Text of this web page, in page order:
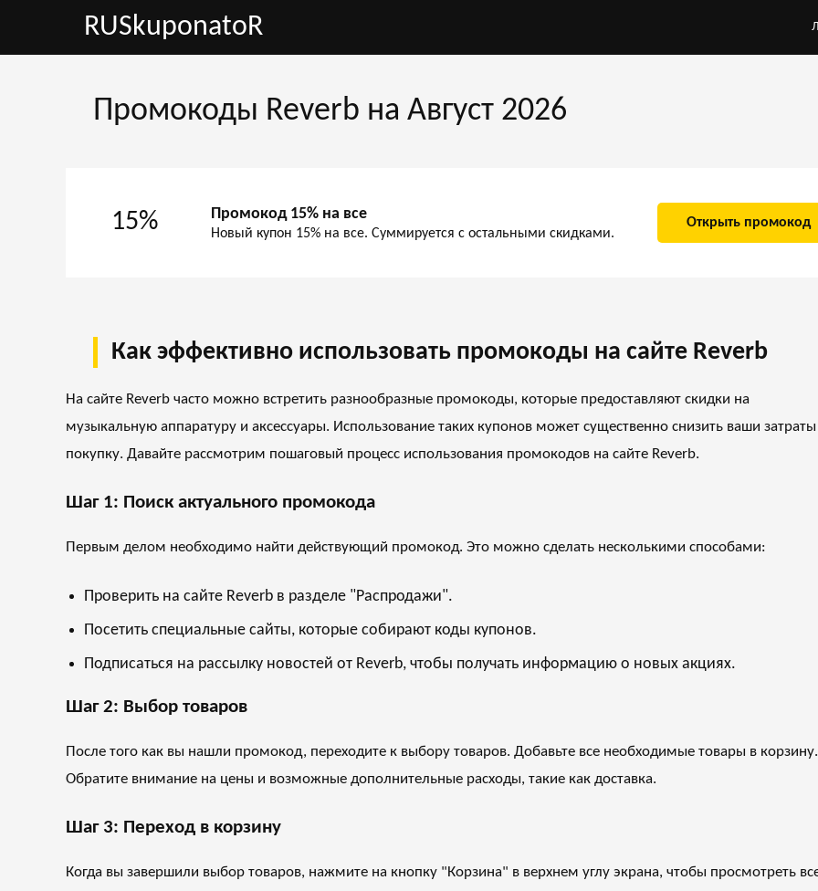
RUSkuponatoR
Промокоды Reverb на Август 2026
15% Промокод 15% на все
Новый купон 15% на все. Суммируется с остальными скидками.
Открыть промокод
Как эффективно использовать промокоды на сайте Reverb
На сайте Reverb часто можно встретить разнообразные промокоды, которые предоставляют скидки на
музыкальную аппаратуру и аксессуары. Использование таких купонов может существенно снизить ваши
покупку. Давайте рассмотрим пошаговый процесс использования промокодов на сайте Reverb.
Шаг 1: Поиск актуального промокода
Первым делом необходимо найти действующий промокод. Это можно сделать несколькими способами:
Проверить на сайте Reverb в разделе "Распродажи".
Посетить специальные сайты, которые собирают коды купонов.
Подписаться на рассылку новостей от Reverb, чтобы получать информацию о новых акциях.
Шаг 2: Выбор товаров
После того как вы нашли промокод, переходите к выбору товаров. Добавьте все необходимые товары в корзину.
Обратите внимание на цены и возможные дополнительные расходы, такие как доставка.
Шаг 3: Переход в корзину
Когда вы завершили выбор товаров, нажмите на кнопку "Корзина" в верхнем углу экрана, чтобы просмотреть